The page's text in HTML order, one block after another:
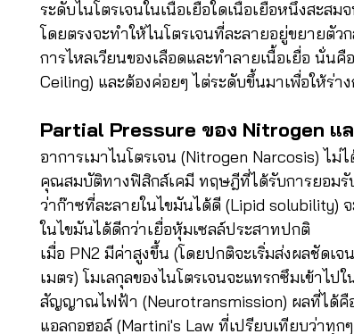
ระดับไนโตรเจนในเนื้อเยื่อใดเนื้อเยื่อหนึ่งสะส
โดยตรงจะทำให้ไนโตรเจนที่ละลายอยู่ขยายตั
การไหลเวียนของเลือดและทำลายเนื้อเยื่อ นั่
Ceiling) และต้องค่อยๆ ไต่ระดับขึ้นมาเพื่อให้ร่า
Partial Pressure ของ Nitrogen แ
อาการเมาไนโตรเจน (Nitrogen Narcosis) ไ
คุณสมบัติทางฟิสิกส์เคมี ทฤษฎีที่ได้รับการยอมรั
ว่าก๊าซที่ละลายในไขมันได้ดี (Lipid solubility)
ในไขมันได้ดีกว่าเยื่อหุ้มเซลล์ประสาทปกติ
เมื่อ PN2 มีค่าสูงขึ้น (โดยปกติจะเริ่มส่งผลชัดเ
เมตร) โมเลกุลของไนโตรเจนจะแทรกซึมเข้าไ
สัญญาณไฟฟ้า (Neurotransmission) ผลที่ได้คื
แอลกอฮอล์ (Martini's Law ที่เปรียบเทียบว่าทุก